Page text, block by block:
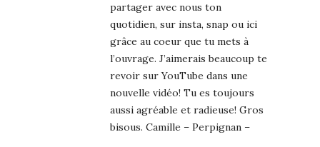
partager avec nous ton
quotidien, sur insta, snap ou ici
grâce au coeur que tu mets à
l’ouvrage. J’aimerais beaucoup te
revoir sur YouTube dans une
nouvelle vidéo! Tu es toujours
aussi agréable et radieuse! Gros
bisous. Camille – Perpignan –